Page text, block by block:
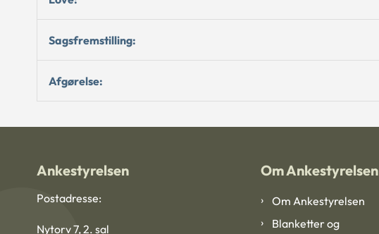
Sagsfremstilling:
Afgørelse:
Ankestyrelsen
Postadresse:
Nytorv 7, 2. sal
Om Ankestyrelsen
Om Ankestyrelsen
Blanketter og